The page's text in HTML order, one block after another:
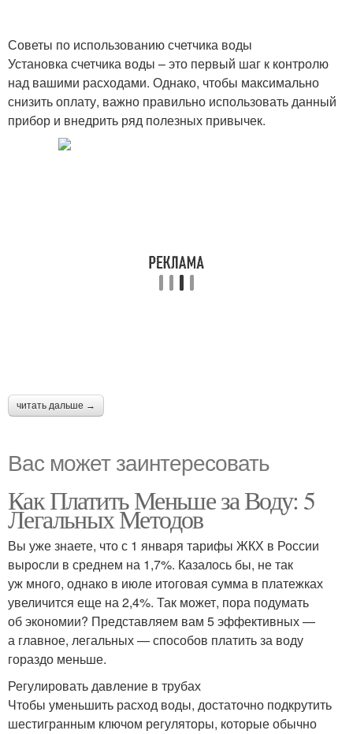
Советы по использованию счетчика воды
Установка счетчика воды – это первый шаг к контролю
над вашими расходами. Однако, чтобы максимально
снизить оплату, важно правильно использовать данный
прибор и внедрить ряд полезных привычек.
читать дальше →
Вас может заинтересовать
Как Платить Меньше за Воду: 5
Легальных Методов
Вы уже знаете, что с 1 января тарифы ЖКХ в России
выросли в среднем на 1,7%. Казалось бы, не так
уж много, однако в июле итоговая сумма в платежках
увеличится еще на 2,4%. Так может, пора подумать
об экономии? Представляем вам 5 эффективных —
а главное, легальных — способов платить за воду
гораздо меньше.
Регулировать давление в трубах
Чтобы уменьшить расход воды, достаточно подкрутить
шестигранным ключом регуляторы, которые обычно